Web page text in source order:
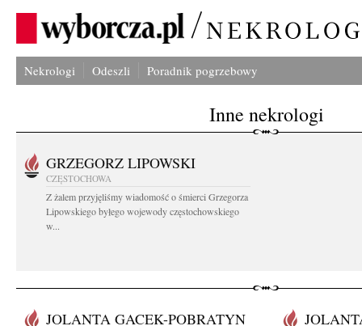
Nekrologi Odeszli Poradnik pogrzebowy
Inne nekrologi
GRZEGORZ LIPOWSKI
CZĘSTOCHOWA
Z żalem przyjęliśmy wiadomość o śmierci Grzegorza
Lipowskiego byłego wojewody częstochowskiego
w...
JOLANTA GACEK-POBRATYN